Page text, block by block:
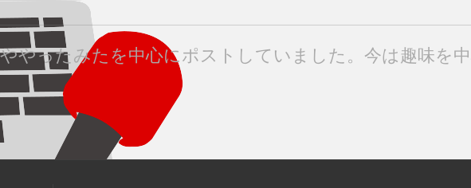
やったみたを中心にポストしていました。今は趣味を